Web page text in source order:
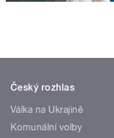
Český rozhlas
Válka na Ukrajině
Komunální volby